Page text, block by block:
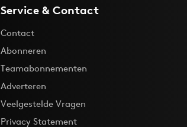
Service & Contact
Contact
Abonneren
Teamabonnementen
Adverteren
Veelgestelde Vragen
Privacy Statement